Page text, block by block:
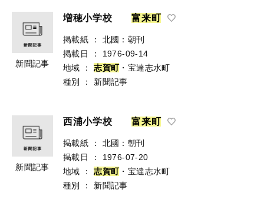
新聞記事
増穂小学校富来町
掲載紙 ：
北國：朝刊
掲載日
：
1976-09-14
地域
： 志賀町・宝達志水町
種別
： 新聞記事
新聞記事
西浦小学校富来町
掲載紙 ：
北國：朝刊
掲載日
：
1976-07-20
地域
： 志賀町・宝達志水町
種別
： 新聞記事